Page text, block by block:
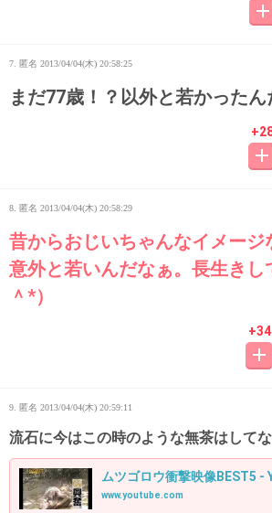
7. 匿名 2013/04/04(木) 20:58:25
まだ77歳！？以外と若かったん
8. 匿名 2013/04/04(木) 20:58:29
昔からおじいちゃんなイメージ
意外と若いんだなぁ。長生き
＾*）
+34
9. 匿名 2013/04/04(木) 20:59:11
流石に今はこの時のような無茶はして
ムツゴロウ衝撃映像BEST5 -
www.youtube.com